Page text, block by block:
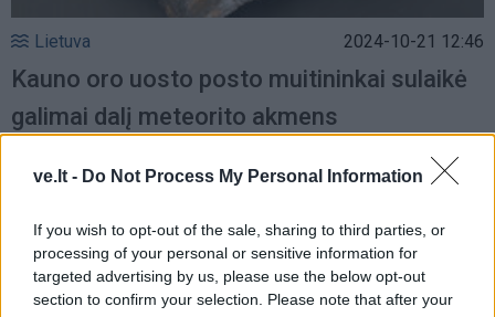
ve.lt - Do Not Process My Personal Information
If you wish to opt-out of the sale, sharing to third parties, or
processing of your personal or sensitive information for
targeted advertising by us, please use the below opt-out
section to confirm your selection. Please note that after your
Lietuva 2024-10-21 12:46
Kauno oro uosto posto muitininkai sulaikė
galimai dalį meteorito akmens